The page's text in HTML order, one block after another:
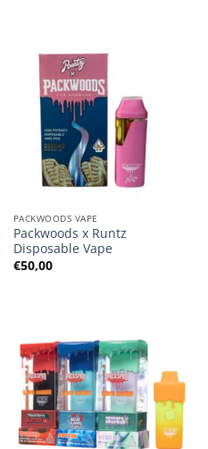
PACKWOODS VAPE
Packwoods x Runtz
Disposable Vape
€50,00